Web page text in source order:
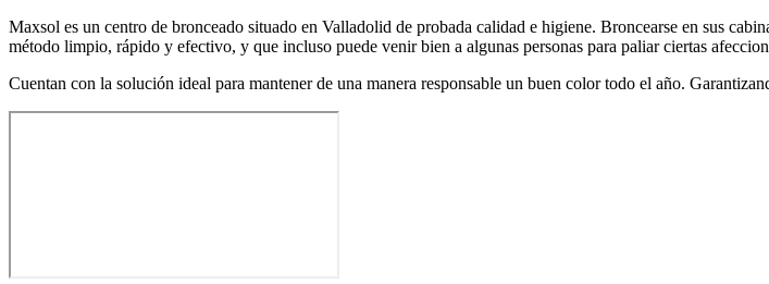
Maxsol es un centro de bronceado situado en Valladolid de probada calidad e higiene. Broncearse en sus
método limpio, rápido y efectivo, y que incluso puede venir bien a algunas personas para paliar ciertas
Cuentan con la solución ideal para mantener de una manera responsable un buen color todo el año.